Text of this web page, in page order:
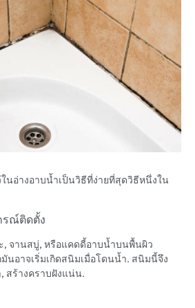
นอ่างอาบน้ำเป็นวิธีที่ง่ายที่สุดวิธีหนึ่งใน
รณ์ติดตั้ง
, จานสบู่, หรือแคดดี้อาบน้ำบนพื้นผิว
นอาจเริ่มเกิดสนิมเมื่อโดนน้ำ. สนิมนี้จึง
สร้างคราบฝังแน่น.